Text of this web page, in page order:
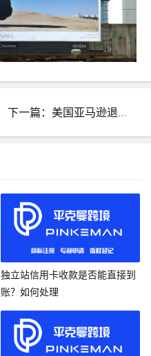
下一篇：美国亚马逊退货应该如何处理？具体流程是什么？
独立站信用卡收款是否能直接到
账？如何处理